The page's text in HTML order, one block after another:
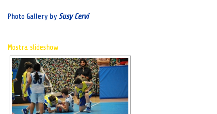
Photo Gallery by Susy Cervi
Mostra slideshow